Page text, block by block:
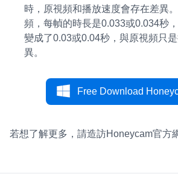
時，原視頻和播放速度會存在差異
頻，每幀的時長是0.033或0.034秒
變成了0.03或0.04秒，與原視頻只
異。
Free Download
若想了解更多，請造訪Honeycam官方